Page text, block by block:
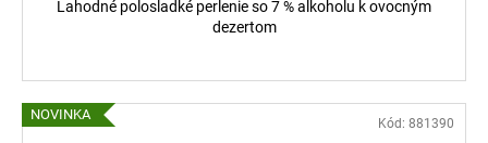
Lahodné polosladké perlenie so 7 % alkoholu k ovocným
dezertom
NOVINKA
Kód: 881390